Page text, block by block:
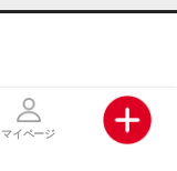
マイページ